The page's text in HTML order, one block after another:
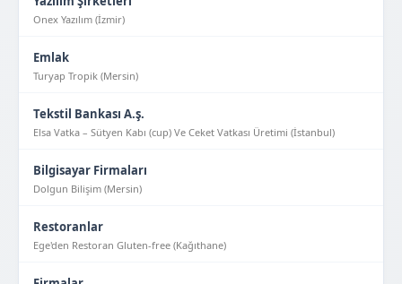
Onex Yazılım (İzmir)
Emlak
Turyap Tropik (Mersin)
Tekstil Bankası A.ş.
Elsa Vatka – Sütyen Kabı (cup) Ve Ceket Vatkası Üretimi (İstanbul)
Bilgisayar Firmaları
Dolgun Bilişim (Mersin)
Restoranlar
Ege'den Restoran Gluten-free (Kağıthane)